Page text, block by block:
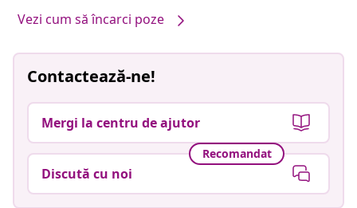
Vezi cum să încarci poze
Contactează-ne!
Mergi la centru de ajutor
Recomandat
Discută cu noi